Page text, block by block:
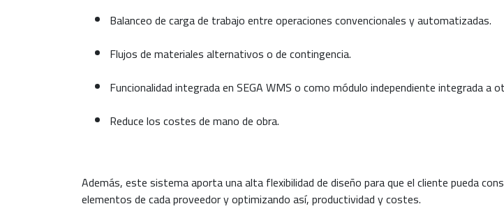
Balanceo de carga de trabajo entre operaciones convencionales y automatizadas.
Flujos de materiales alternativos o de contingencia.
Funcionalidad integrada en SEGA WMS o como módulo independiente integrada a
Reduce los costes de mano de obra.
Además, este sistema aporta una alta flexibilidad de diseño para que el cliente pueda
elementos de cada proveedor y optimizando así, productividad y costes.